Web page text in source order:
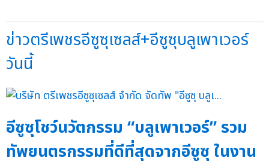
ข่าวตรีเพชรอีซูซุเซลส์+อีซูซุบลูเพาเวอร์
วันนี้
อีซูซุโชว์นวัตกรรม “บลูเพาเวอร์” รวม
ทัพยนตรกรรมที่ดีที่สุดจากอีซูซุ ในงาน